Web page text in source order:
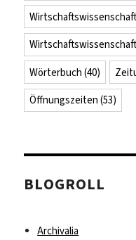
Wörterbuch (40)
Öffnungszeiten (53)
BLOGROLL
Archivalia